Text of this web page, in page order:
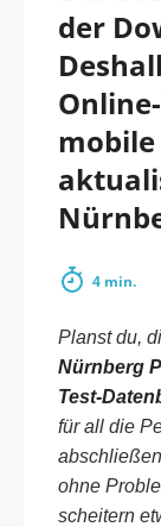
der
4 min.
Planst du,
Nürnberg
Test-
für all die
ohne
scheitern